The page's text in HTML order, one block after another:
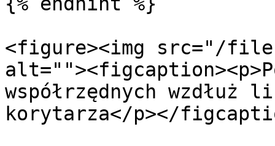
<figure><img src="/files/
współrzędnych
korytarza</p></